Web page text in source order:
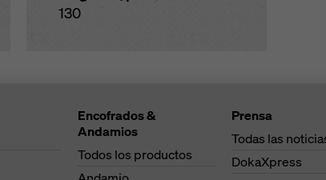
130
Encofrados &
Andamios
Todos los productos
Prensa
Todas las
DokaXpress